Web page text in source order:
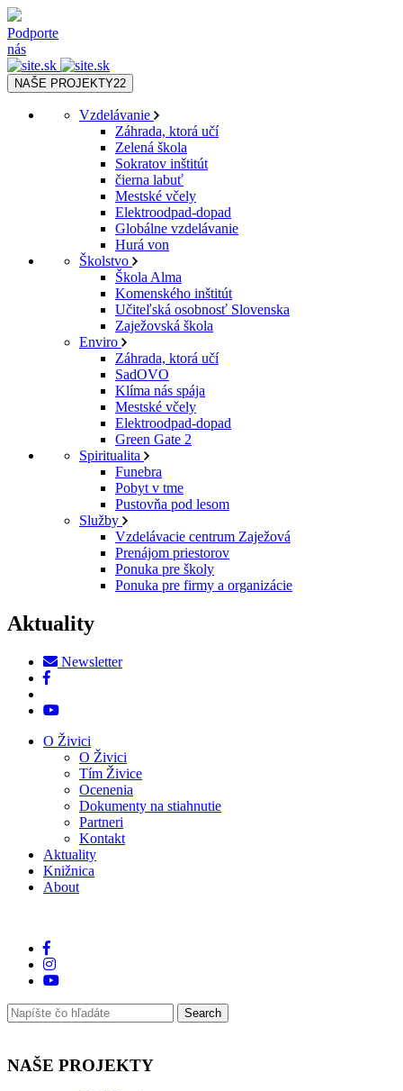
Podporte
nás
NAŠE PROJEKTY22
Vzdelávanie
Záhrada, ktorá učí
Zelená škola
Sokratov inštitút
čierna labuť
Mestské včely
Elektroodpad-dopad
Globálne vzdelávanie
Hurá von
Školstvo
Škola Alma
Komenského inštitút
Učiteľská osobnosť Slovenska
Zaježovská škola
Enviro
Záhrada, ktorá učí
SadOVO
Klíma nás spája
Mestské včely
Elektroodpad-dopad
Green Gate 2
Spiritualita
Funebra
Pobyt v tme
Pustovňa pod lesom
Služby
Vzdelávacie centrum Zaježová
Prenájom priestorov
Ponuka pre školy
Ponuka pre firmy a organizácie
Aktuality
Newsletter
O Živici
O Živici
Tím Živice
Ocenenia
Dokumenty na stiahnutie
Partneri
Kontakt
Aktuality
Knižnica
About
NAŠE PROJEKTY